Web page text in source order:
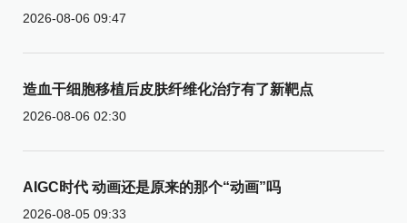
2026-08-06 09:47
造血干细胞移植后皮肤纤维化治疗有了新靶点
2026-08-06 02:30
AIGC时代 动画还是原来的那个“动画”吗
2026-08-05 09:33